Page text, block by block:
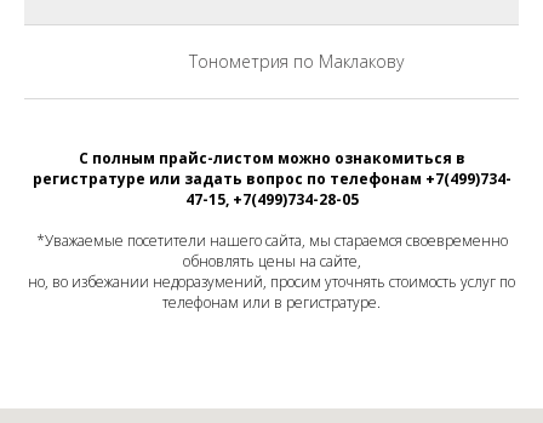
Тонометрия по Маклакову
С полным прайс-листом можно ознакомиться в
регистратуре или задать вопрос по телефонам +7(499)734-
47-15, +7(499)734-28-05
*Уважаемые посетители нашего сайта, мы стараемся своевременно
обновлять цены на сайте,
но, во избежании недоразумений, просим уточнять стоимость услуг по
телефонам или в регистратуре.